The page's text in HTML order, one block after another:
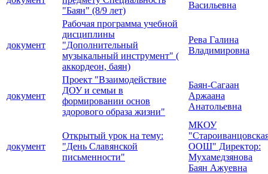
"Баян" (8/9 лет)
Васильевна
документ
Рабочая программа учебной
дисциплины
"Дополнительный
музыкальный инструмент" (
аккордеон, баян)
Рева Галина
Владимировна
документ
Проект "Взаимодействие
ДОУ и семьи в
формировании основ
здорового образа жизни"
Баян-Сагаан
Аржаана
Анатольевна
документ
Открытый урок на тему:
"День Славянской
письменности"
МКОУ
ООШ" Директор:
Мухамедзянова
Баян Ажуевна